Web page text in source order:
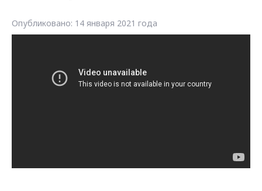
Опубликовано: 14 января 2021 года